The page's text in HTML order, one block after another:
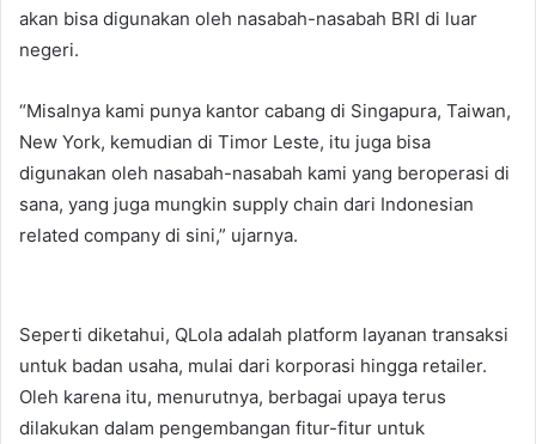
akan bisa digunakan oleh nasabah-nasabah BRI di luar
negeri.
“Misalnya kami punya kantor cabang di Singapura, Taiwan,
New York, kemudian di Timor Leste, itu juga bisa
digunakan oleh nasabah-nasabah kami yang beroperasi di
sana, yang juga mungkin supply chain dari Indonesian
related company di sini,” ujarnya.
Seperti diketahui, QLola adalah platform layanan transaksi
untuk badan usaha, mulai dari korporasi hingga retailer.
Oleh karena itu, menurutnya, berbagai upaya terus
dilakukan dalam pengembangan fitur-fitur untuk